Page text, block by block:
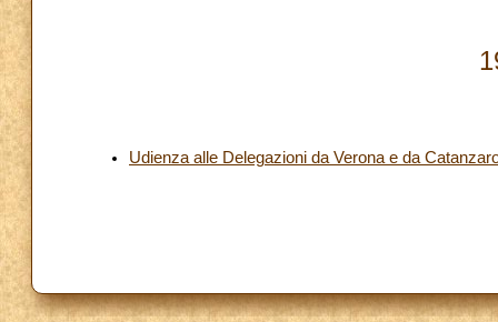
Udienza alle Delegazioni da Verona e da